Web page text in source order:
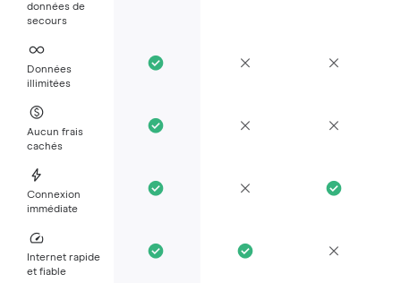
données de
secours
Données
illimitées
Aucun frais
cachés
Connexion
immédiate
Internet rapide
et fiable